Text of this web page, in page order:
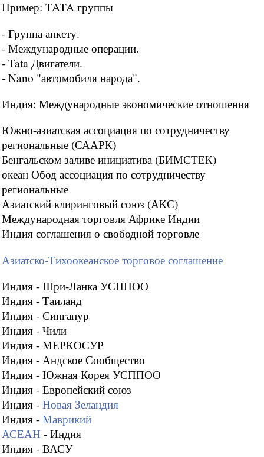
Пример: TATA группы
- Группа анкету.
- Международные операции.
- Tata Двигатели.
- Nano "автомобиля народа".
Индия: Международные экономические отношения
Южно-азиатская ассоциация по сотрудничеству
региональные (СААРК)
Бенгальском заливе инициатива (БИМСТЕК)
океан Обод ассоциация по сотрудничеству
региональные
Азиатский клиринговый союз (АКС)
Международная торговля Африке Индии
Индия соглашения о свободной торговле
Азиатско-Тихоокеанское торговое соглашение
Индия - Шри-Ланка УСППОО
Индия - Таиланд
Индия - Сингапур
Индия - Чили
Индия - МЕРКОСУР
Индия - Андское Сообщество
Индия - Южная Корея УСППОО
Индия - Европейский союз
Индия - Новая Зеландия
Индия - Маврикий
АСЕАН - Индия
Индия - ВАСУ